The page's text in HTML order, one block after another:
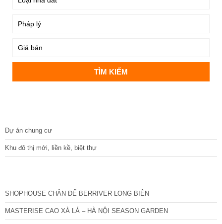
Dự án chung cư
Khu đô thị mới, liền kề, biệt thự
SHOPHOUSE CHÂN ĐẾ BERRIVER LONG BIÊN
MASTERISE CAO XÀ LÁ – HÀ NỘI SEASON GARDEN